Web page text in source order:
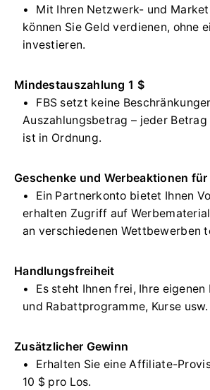
Mit Ihren Netzwerk- und
können Sie Geld verdienen, ohne
investieren.
Mindestauszahlung 1 $
FBS setzt keine
Auszahlungsbetrag – jeder Betrag
ist in Ordnung.
Geschenke und Werbeaktionen
Ein Partnerkonto bietet Ihnen
erhalten Zugriff auf
an verschiedenen Wettbewerben
Handlungsfreiheit
Es steht Ihnen frei, Ihre eigenen
und Rabattprogramme, Kurse
Zusätzlicher Gewinn
Erhalten Sie eine Affiliate-
10 $ pro Los.